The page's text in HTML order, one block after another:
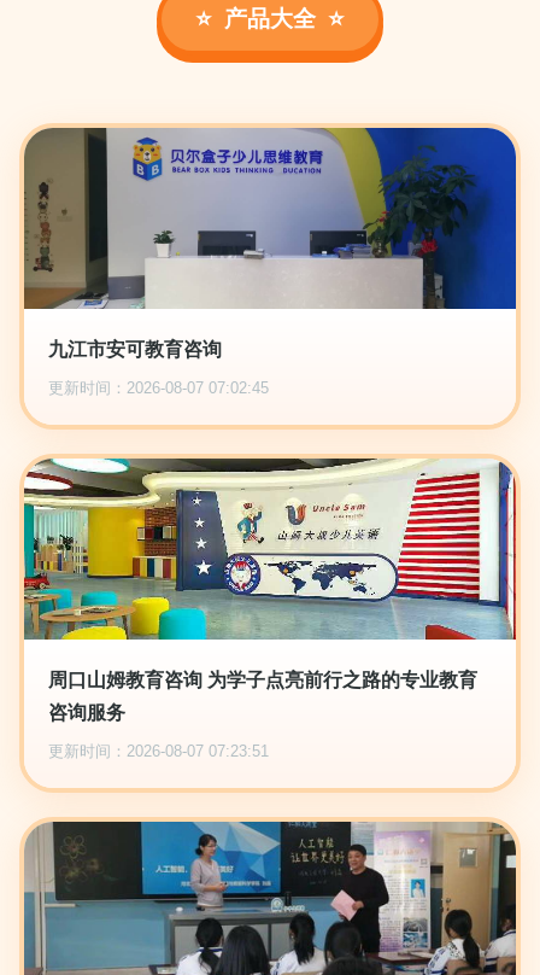
产品大全
九江市安可教育咨询
更新时间：2026-08-07 07:02:45
周口山姆教育咨询 为学子点亮前行之路的专业教育
咨询服务
更新时间：2026-08-07 07:23:51